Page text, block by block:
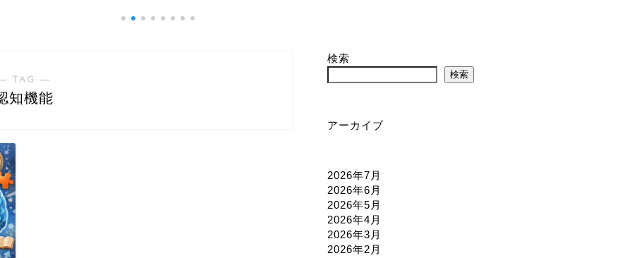
TAG ―
知機能
検索
検索
アーカイブ
2026年7月
2026年6月
2026年5月
2026年4月
2026年3月
2026年2月